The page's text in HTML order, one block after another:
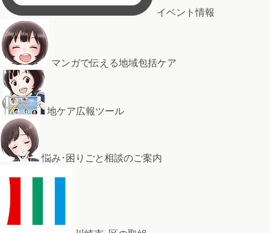
イベント情報
マンガで伝える地域包括ケア
地ケア広報ツール
悩み･困りごと相談のご案内